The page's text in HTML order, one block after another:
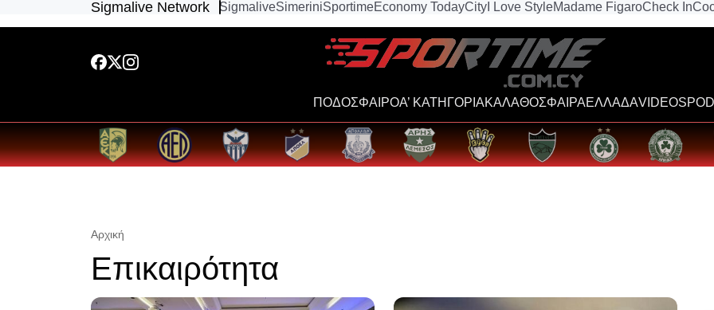
Sigmalive Network SigmaliveSimeriniSportimeEconomy TodayCity I Love StyleMadame FigaroCheck In
ΠΟΔΟΣΦΑΙΡΟΑ’ ΚΑΤΗΓΟΡΙΑΚΑΛΑΘΟΣΦΑΙΡΑΕΛΛΑΔΑVIDEOS
Αρχική
Επικαιρότητα